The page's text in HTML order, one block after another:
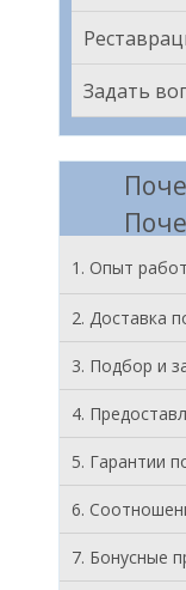
Задать
1. Опыт
2. Доставка
3. Подбор и
4.
5. Гарантии
6.
7. Бонусные